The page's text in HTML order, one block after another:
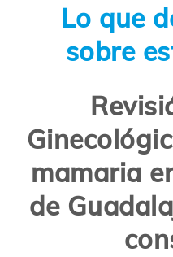
Lo que
sobre
mamaria
de